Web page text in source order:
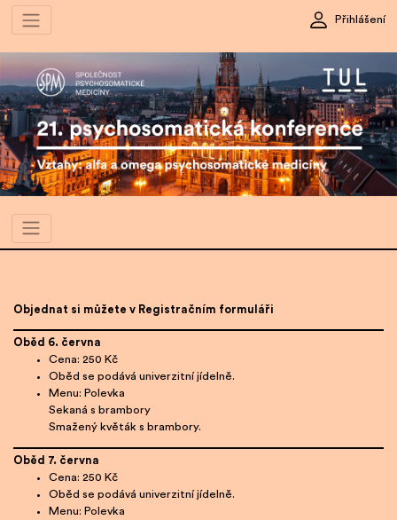
Přihlášení
Objednat si můžete v Registračním formuláři
Oběd 6. června
Cena: 250 Kč
Oběd se podává univerzitní jídelně.
Menu: Polevka
Sekaná s brambory
Smažený květák s brambory.
Oběd 7. června
Cena: 250 Kč
Oběd se podává univerzitní jídelně.
Menu: Polevka